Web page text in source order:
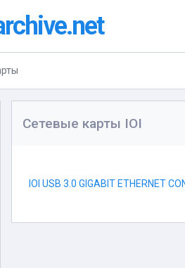
Сетевые карты IOI
IOI USB 3.0 GIGABIT ETHERNET